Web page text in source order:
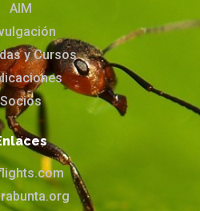
AIM
y Cursos
Socios